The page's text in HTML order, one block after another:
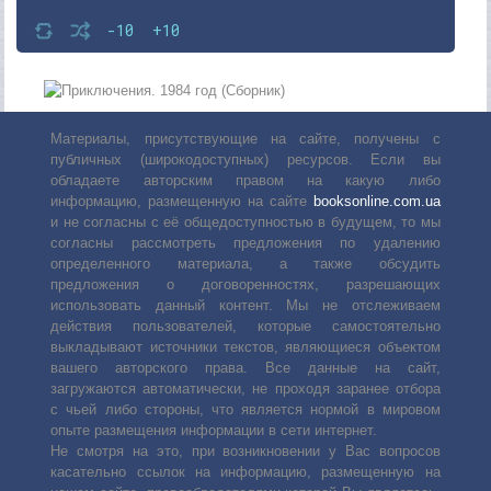
-10 +10
Материалы, присутствующие на сайте, получены с
публичных (широкодоступных) ресурсов. Если вы
обладаете авторским правом на какую либо
информацию, размещенную на сайте booksonline.com.ua
и не согласны с её общедоступностью в будущем, то мы
согласны рассмотреть предложения по удалению
определенного материала, а также обсудить
предложения о договоренностях, разрешающих
использовать данный контент. Мы не отслеживаем
действия пользователей, которые самостоятельно
выкладывают источники текстов, являющиеся объектом
вашего авторского права. Все данные на сайт,
загружаются автоматически, не проходя заранее отбора
с чьей либо стороны, что является нормой в мировом
опыте размещения информации в сети интернет.
Не смотря на это, при возникновении у Вас вопросов
касательно ссылок на информацию, размещенную на